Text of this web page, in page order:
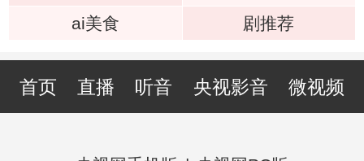
ai美食
剧推荐
首页 直播 听音 央视影音 微视频